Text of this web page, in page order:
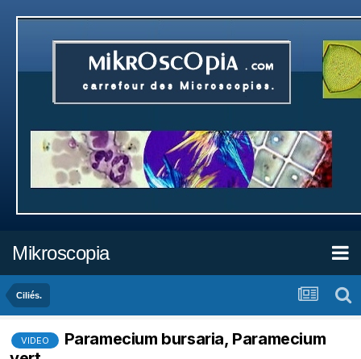
Mikroscopia
Ciliés.
VIDEO
Paramecium bursaria, Paramecium